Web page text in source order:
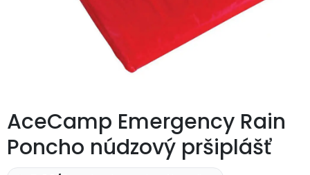
AceCamp Emergency Rain
Poncho núdzový pršiplášť